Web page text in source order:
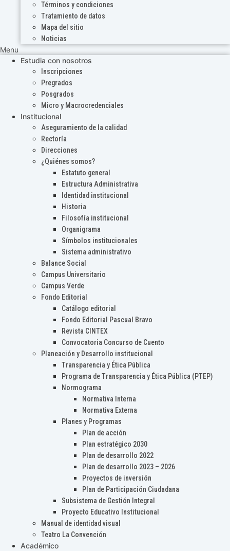
Términos y condiciones
Tratamiento de datos
Mapa del sitio
Noticias
Menu
Estudia con nosotros
Inscripciones
Pregrados
Posgrados
Micro y Macrocredenciales
Institucional
Aseguramiento de la calidad
Rectoría
Direcciones
¿Quiénes somos?
Estatuto general
Estructura Administrativa
Identidad institucional
Historia
Filosofía institucional
Organigrama
Símbolos institucionales
Sistema administrativo
Balance Social
Campus Universitario
Campus Verde
Fondo Editorial
Catálogo editorial
Fondo Editorial Pascual Bravo
Revista CINTEX
Convocatoria Concurso de Cuento
Planeación y Desarrollo institucional
Transparencia y Ética Pública
Programa de Transparencia y Ética Pública (PTEP)
Normograma
Normativa Interna
Normativa Externa
Planes y Programas
Plan de acción
Plan estratégico 2030
Plan de desarrollo 2022
Plan de desarrollo 2023 – 2026
Proyectos de inversión
Plan de Participación Ciudadana
Subsistema de Gestión Integral
Proyecto Educativo Institucional
Manual de identidad visual
Teatro La Convención
Académico